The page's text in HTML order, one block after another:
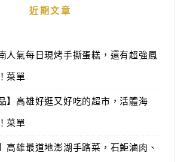
近期文章
人氣每日現烤手撕蛋糕，還有超強鳳
菜單
】高雄好逛又好吃的超市，活體海
菜單
高雄最道地澎湖手路菜，石鮔滷肉、